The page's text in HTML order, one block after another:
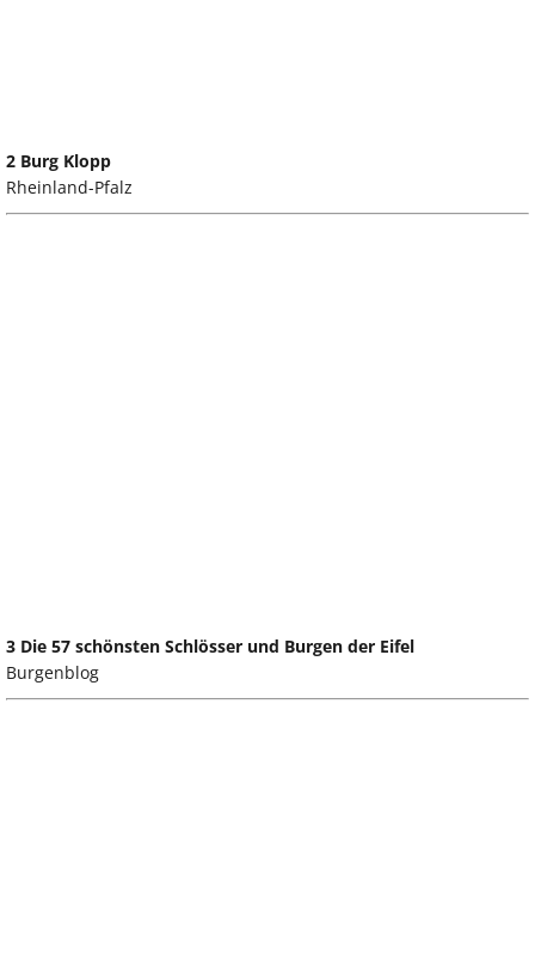
2 Burg Klopp
Rheinland-Pfalz
3 Die 57 schönsten Schlösser und Burgen der Eifel
Burgenblog